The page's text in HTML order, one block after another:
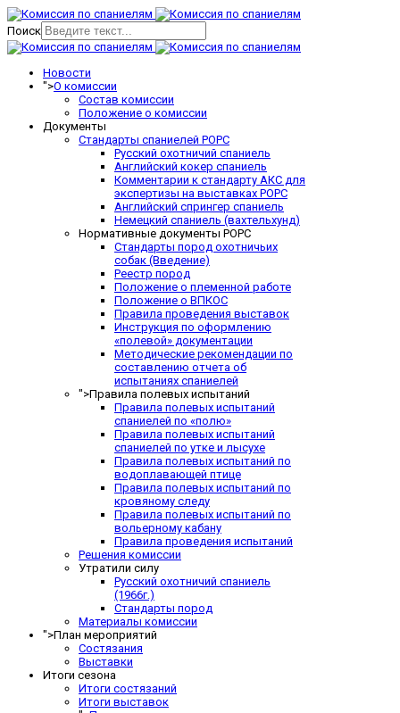
Поиск
Новости
">О комиссии
Состав комиссии
Положение о комиссии
Документы
Стандарты спаниелей РОРС
Русский охотничий спаниель
Английский кокер спаниель
Комментарии к стандарту АКС для
экспертизы на выставках РОРС
Английский спрингер спаниель
Немецкий спаниель (вахтельхунд)
Нормативные документы РОРС
Стандарты пород охотничьих
собак (Введение)
Реестр пород
Положение о племенной работе
Положение о ВПКОС
Правила проведения выставок
Инструкция по оформлению
«полевой» документации
Методические рекомендации по
составлению отчета об
испытаниях спаниелей
">Правила полевых испытаний
Правила полевых испытаний
спаниелей по «полю»
Правила полевых испытаний
спаниелей по утке и лысухе
Правила полевых испытаний по
водоплавающей птице
Правила полевых испытаний по
кровяному следу
Правила полевых испытаний по
вольерному кабану
Правила проведения испытаний
Решения комиссии
Утратили силу
Русский охотничий спаниель
(1966г.)
Стандарты пород
Материалы комиссии
">План мероприятий
Состязания
Выставки
Итоги сезона
Итоги состязаний
Итоги выставок